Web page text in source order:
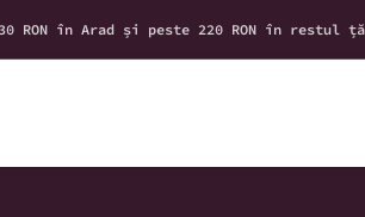
RON în Arad și peste 220 RON în restul